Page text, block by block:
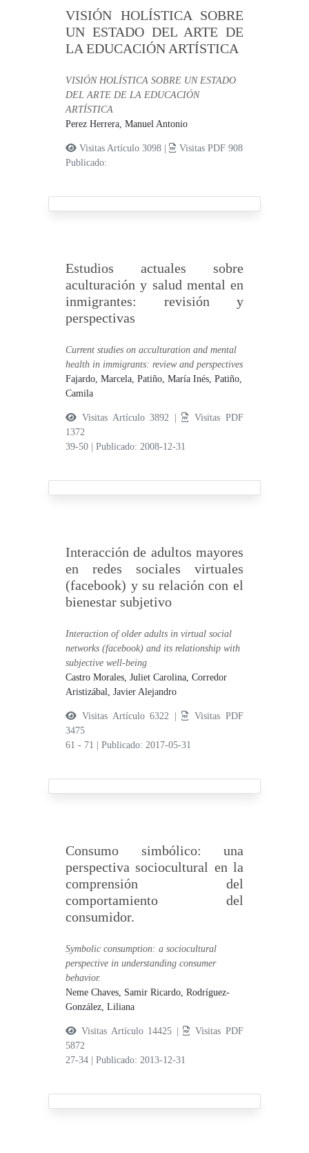
VISIÓN HOLÍSTICA SOBRE
UN ESTADO DEL ARTE DE
LA EDUCACIÓN ARTÍSTICA
VISIÓN HOLÍSTICA SOBRE UN ESTADO
DEL ARTE DE LA EDUCACIÓN
ARTÍSTICA
Perez Herrera, Manuel Antonio
Visitas Artículo 3098 |
Visitas PDF 908
Publicado:
Estudios actuales sobre
aculturación y salud mental en
inmigrantes: revisión y
perspectivas
Current studies on acculturation and mental
health in immigrants: review and perspectives
Fajardo, Marcela,Patiño, María Inés,Patiño,
Camila
Visitas Artículo 3892 |
Visitas PDF
1372
39-50
|Publicado: 2008-12-31
Interacción de adultos mayores
en redes sociales virtuales
(facebook) y su relación con el
bienestar subjetivo
Interaction of older adults in virtual social
networks (facebook) and its relationship with
subjective well-being
Castro Morales, Juliet Carolina,Corredor
Aristizábal, Javier Alejandro
Visitas Artículo 6322 |
Visitas PDF
3475
61 - 71
|Publicado: 2017-05-31
Consumo simbólico: una
perspectiva sociocultural en la
comprensión del
comportamiento del
consumidor.
Symbolic consumption: a sociocultural
perspective in understanding consumer
behavior.
Neme Chaves, Samir Ricardo,Rodríguez-
González, Liliana
Visitas Artículo 14425 |
Visitas PDF
5872
27-34
|Publicado: 2013-12-31